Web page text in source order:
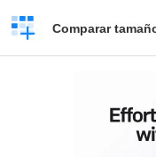
Crear
una
Comparar